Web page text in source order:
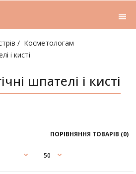
Косметологам
і кисті
шпателі і кисті
ПОРІВНЯННЯ ТОВАРІВ (0)